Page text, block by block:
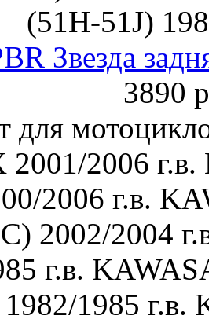
(51H-51J)
Звезда
3890
для
2001/2006
2006 г.в.
2002/2004
г.в.
1985